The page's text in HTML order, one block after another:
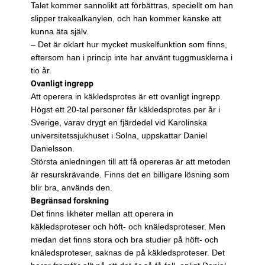
Talet kommer sannolikt att förbättras, speciellt om han
slipper trakealkanylen, och han kommer kanske att
kunna äta själv.
– Det är oklart hur mycket muskelfunktion som finns,
eftersom han i princip inte har använt tuggmusklerna i
tio år.
Ovanligt ingrepp
Att operera in käkledsprotes är ett ovanligt ingrepp.
Högst ett 20-tal personer får käkledsprotes per år i
Sverige, varav drygt en fjärdedel vid Karolinska
universitetssjukhuset i Solna, uppskattar Daniel
Danielsson.
Största anledningen till att få opereras är att metoden
är resurskrävande. Finns det en billigare lösning som
blir bra, används den.
Begränsad forskning
Det finns likheter mellan att operera in
käkledsproteser och höft- och knäledsproteser. Men
medan det finns stora och bra studier på höft- och
knäledsproteser, saknas de på käkledsproteser. Det